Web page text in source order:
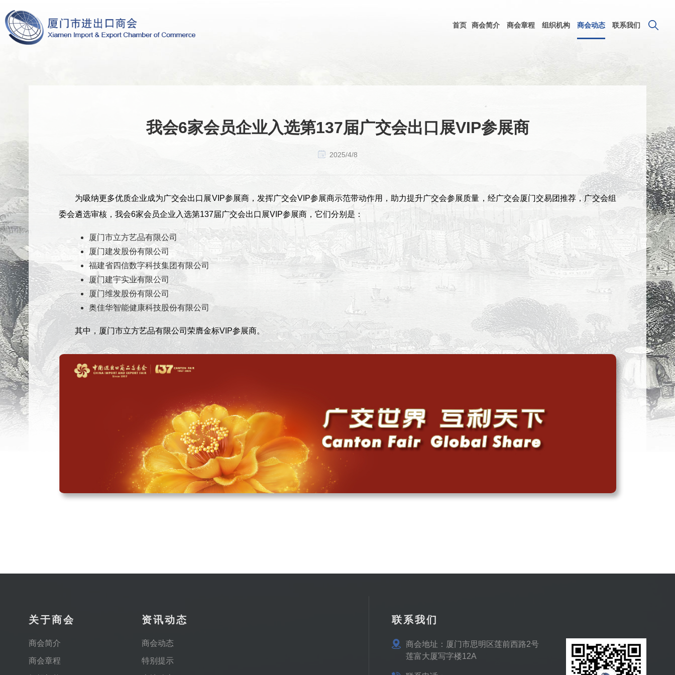
首页 商会简介 商会章程 组织机构 ​商会动态 联系我们
我会6家会员企业入选第137届广交会出口展VIP参展商
2025/4/8
为吸纳更多优质企业成为广交会出口展VIP参展商，发挥广交会VIP参展商示范带动作用，助力提升广交会参展质量，经广交会厦门交易团推荐，广交会组
委会遴选审核，我会6家会员企业入选第137届广交会出口展VIP参展商，它们分别是：
厦门市立方艺品有限公司
厦门建发股份有限公司
福建省四信数字科技集团有限公司
厦门建宇实业有限公司
厦门维发股份有限公司
奥佳华智能健康科技股份有限公司
其中，厦门市立方艺品有限公司荣膺金标VIP参展商。
联系我们
商会地址：厦门市思明区莲前西路2号
莲富大厦写字楼12A
关于商会
商会简介
商会章程
资讯动态
​商会动态
特别提示